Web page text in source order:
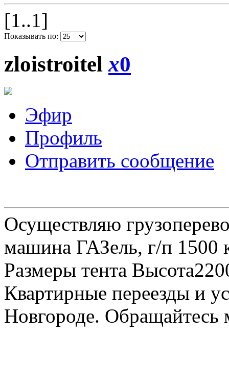
[1..1]
Показывать по:
zloistroitelx0
Эфир
Профиль
Отправить сообщение
Осуществляю
машина ГАЗель, г/п 1500
Размеры тента
Квартирные переезды и
Новгороде.